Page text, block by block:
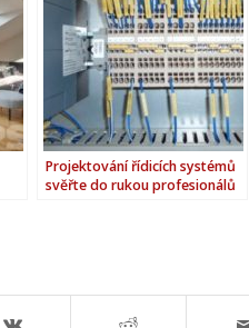
Projektování řídicích systémů
svěřte do rukou profesionálů